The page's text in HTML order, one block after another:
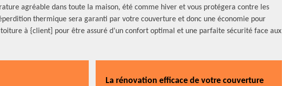
agréable dans toute la maison, été comme hiver et vous protégera contre les
thermique sera garanti par votre couverture et donc une économie pour
à {client] pour être assuré d’un confort optimal et une parfaite sécurité face aux
La rénovation efficace de votre couverture